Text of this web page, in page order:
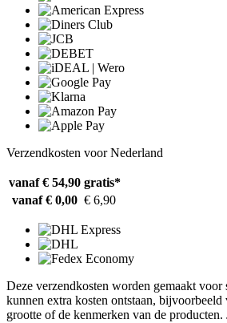
Verzendkosten voor Nederland
vanaf € 54,90 gratis*
vanaf € 0,00 € 6,90
Deze verzendkosten worden gemaakt voor
kunnen extra kosten ontstaan,
grootte of de kenmerken van de